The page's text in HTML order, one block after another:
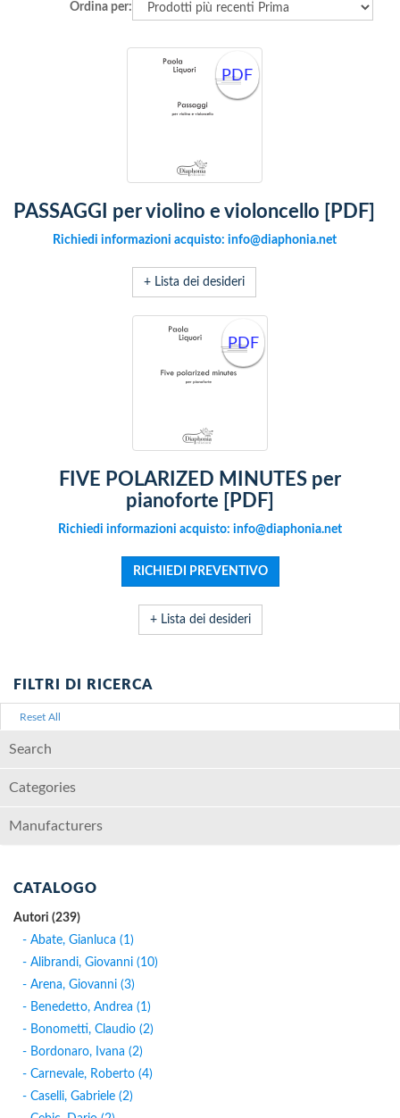
Ordina per:
PDF
PASSAGGI per violino e violoncello [PDF]
Richiedi informazioni acquisto: info@diaphonia.net
+ Lista dei desideri
PDF
FIVE POLARIZED MINUTES per
pianoforte [PDF]
Richiedi informazioni acquisto: info@diaphonia.net
+ Lista dei desideri
FILTRI DI RICERCA
Reset All
Search
Categories
Manufacturers
CATALOGO
Autori (239)
- Abate, Gianluca (1)
- Alibrandi, Giovanni (10)
- Arena, Giovanni (3)
- Benedetto, Andrea (1)
- Bonometti, Claudio (2)
- Bordonaro, Ivana (2)
- Carnevale, Roberto (4)
- Caselli, Gabriele (2)